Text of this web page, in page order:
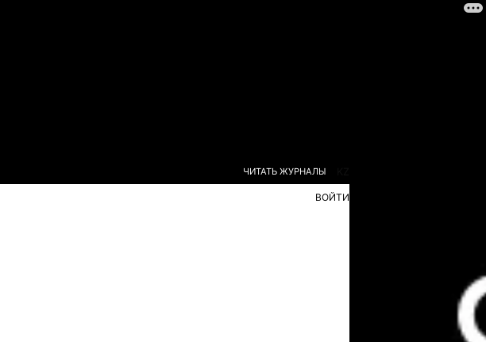
ЧИТАТЬ ЖУРНАЛЫ
ВОЙТИ